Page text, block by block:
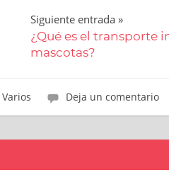
Siguiente entrada
¿Qué es el transporte
mascotas?
Varios Deja un comentario